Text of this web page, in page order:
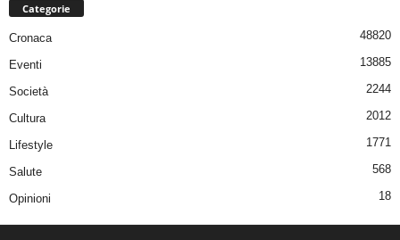
Categorie
Cronaca 48820
Eventi 13885
Società 2244
Cultura 2012
Lifestyle 1771
Salute 568
Opinioni 18